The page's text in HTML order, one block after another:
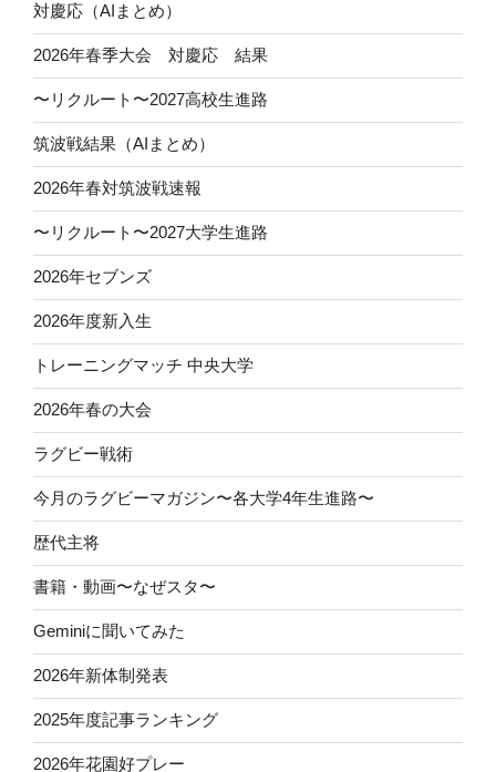
対慶応（AIまとめ）
2026年春季大会 対慶応 結果
〜リクルート〜2027高校生進路
筑波戦結果（AIまとめ）
2026年春対筑波戦速報
〜リクルート〜2027大学生進路
2026年セブンズ
2026年度新入生
トレーニングマッチ 中央大学
2026年春の大会
ラグビー戦術
今月のラグビーマガジン〜各大学4年生進路〜
歴代主将
書籍・動画〜なぜスタ〜
Geminiに聞いてみた
2026年新体制発表
2025年度記事ランキング
2026年花園好プレー